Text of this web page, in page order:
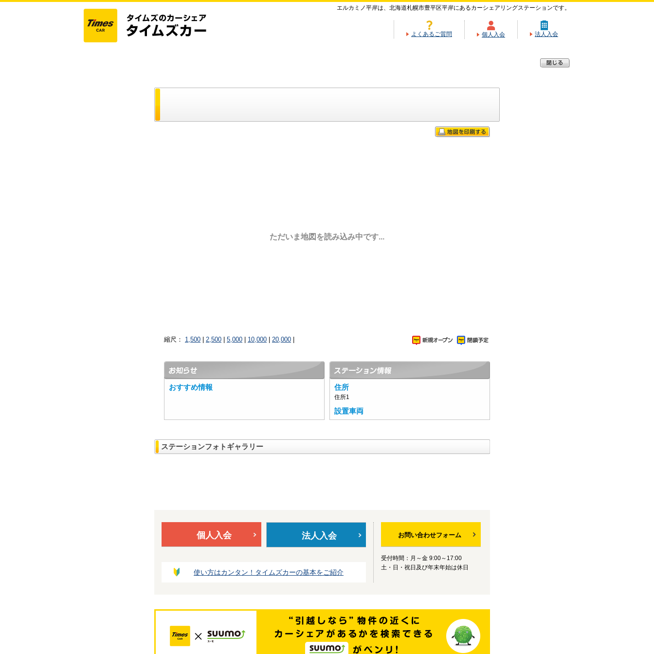
エルカミノ平岸は、北海道札幌市豊平区平岸にあるカーシェアリングステーションです。
よくあるご質問 個人入会 法人入会
ただいま地図を読み込み中です...
縮尺： 1,500 2,500 5,000 10,000 20,000
おすすめ情報 住所
住所1
設置車両
ステーションフォトギャラリー
個人入会 法人入会
使い方はカンタン！タイムズカーの基本をご紹介
お問い合わせフォーム
受付時間：月～金 9:00～17:00
土・日・祝日及び年末年始は休日